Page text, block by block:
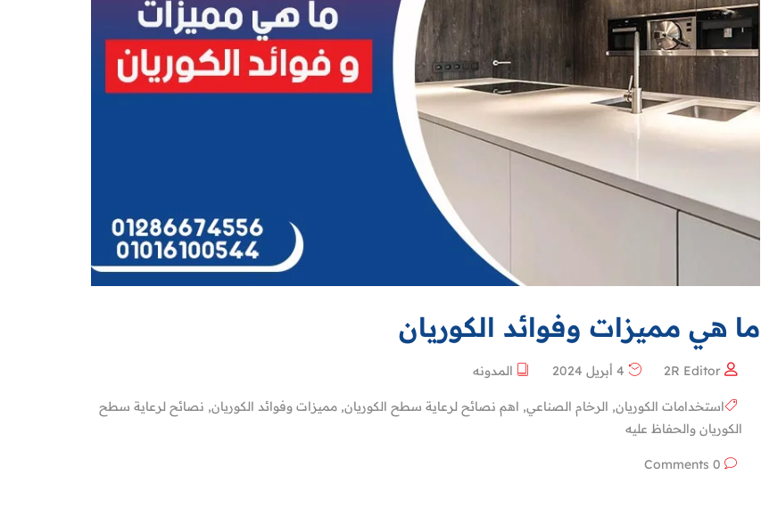
ما هي مميزات وفوائد الكوريان
2R Editor المدونه
استخدامات الكوريان, الرخام الصناعي, اهم نصائح لرعاية سطح الكوريان, مميزات وفوائد الكوريان, نصائح لرعاية سطح
الكوريان والحفاظ عليه